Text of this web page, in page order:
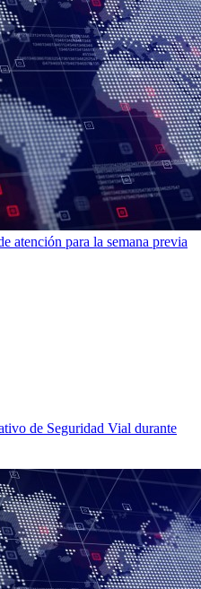
atención para la semana previa
de Seguridad Vial durante